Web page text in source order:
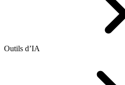
Outils d’IA